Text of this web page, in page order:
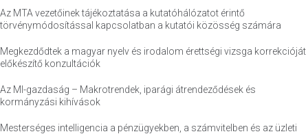
Az MTA vezetőinek tájékoztatása a kutatóhálózatot érintő
törvénymódosítással kapcsolatban a kutatói közösség számára
Megkezdődtek a magyar nyelv és irodalom érettségi vizsga korrekcióját
előkészítő konzultációk
Az MI-gazdaság – Makrotrendek, iparági átrendeződések és
kormányzási kihívások
Mesterséges intelligencia a pénzügyekben, a számvitelben és az üzleti